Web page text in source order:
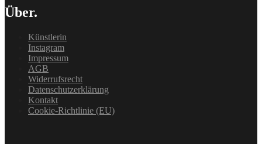
Über.
Künstlerin
Instagram
Impressum
AGB
Widerrufsrecht
Datenschutzerklärung
Kontakt
Cookie-Richtlinie (EU)